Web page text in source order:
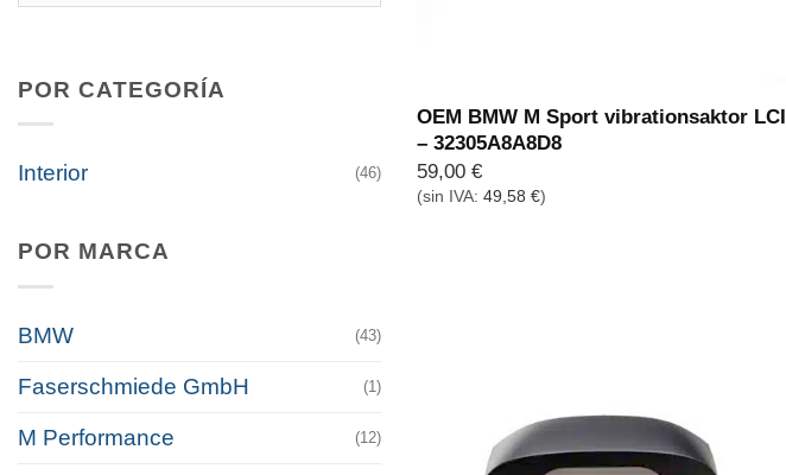
POR CATEGORÍA
Interior (46)
POR MARCA
BMW (43)
Faserschmiede GmbH (1)
M Performance (12)
OEM BMW M Sport vibrationsaktor LCI
– 32305A8A8D8
59,00 €
(sin IVA: 49,58 €)